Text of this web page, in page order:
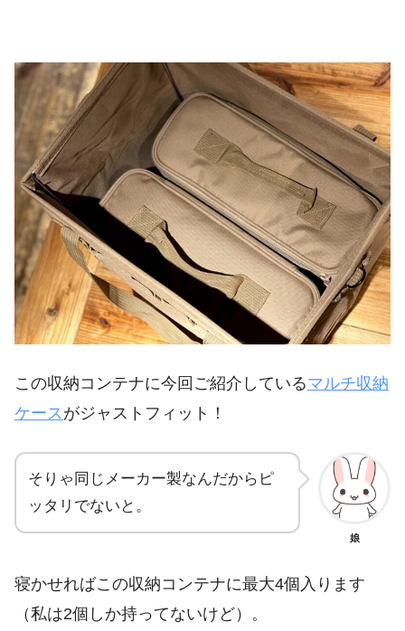
この収納コンテナに今回ご紹介しているマルチ収納
ケース がジャストフィット！
そりゃ同じメーカー製なんだからピ
ッタリでないと。
娘
寝かせればこの収納コンテナに最大4個入ります
（私は2個しか持ってないけど）。